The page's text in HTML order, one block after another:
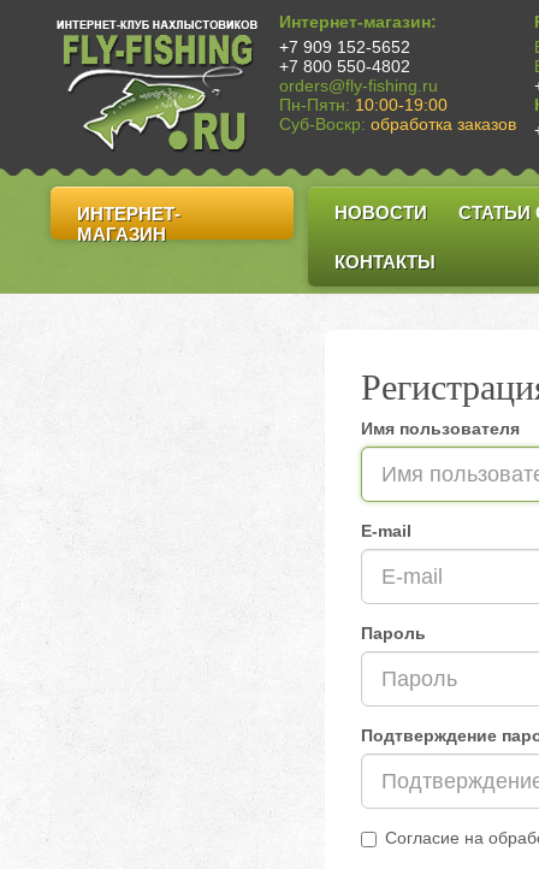
Интернет-магазин:
+7 909 152-5652
+7 800 550-4802
orders@fly-fishing.ru
Пн-Пятн: 10:00-19:00
Суб-Воскр: обработка заказов
ИНТЕРНЕТ-
МАГАЗИН
НОВОСТИ СТАТЬИ
КОНТАКТЫ
Имя пользователя
E-mail
Пароль
Подтверждение
Согласие на